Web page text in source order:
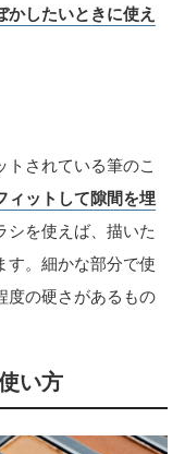
したいときに使え
されている筆のこ
ィットして隙間を埋
シを使えば、描いた
す。細かな部分で使
度の硬さがあるもの
い方